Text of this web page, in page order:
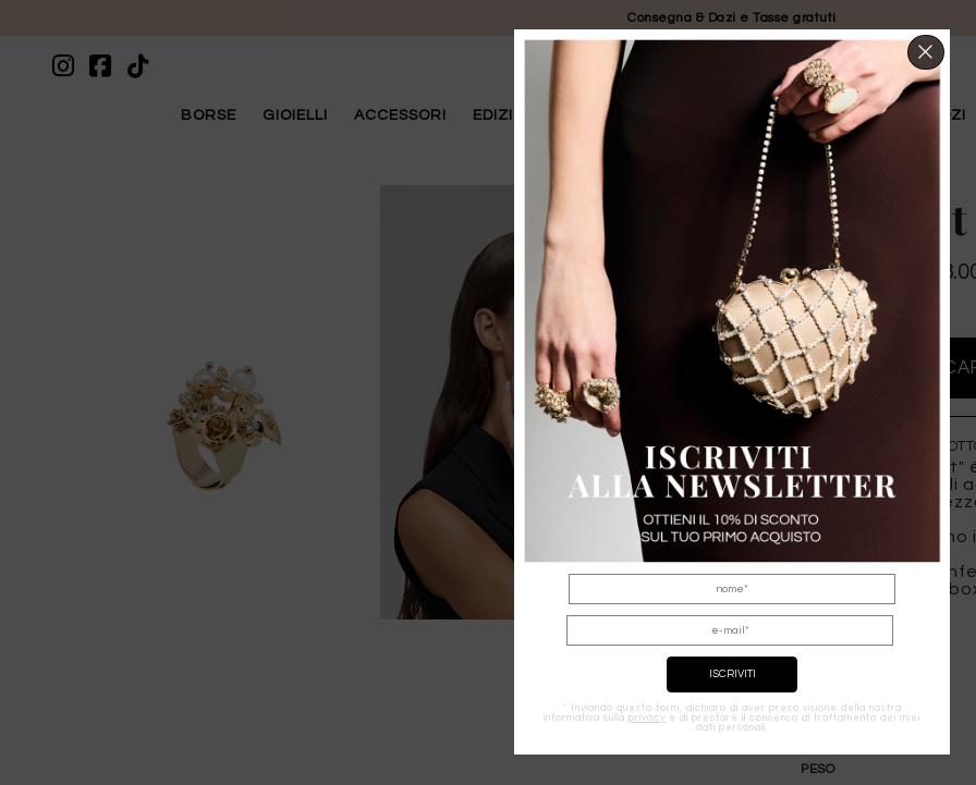
Consegna & Dazi e Tasse gratuti
BORSE GIOIELLI ACCESSORI EDIZIONE LIMITATA LA NOSTRA STORIA NEGOZI
$ 340.00 $
PROMO
DETTAGLI DEL
L’anello
perle in resina. Gli
calore e
Realizzato a mano
Il colore della
esperienza di
COMPOSIZIONE
PESO
* Inviando questo form, dichiaro di aver preso visione della nostra
informativa sulla privacy e di prestare il consenso al trattamento dei miei
dati personali.